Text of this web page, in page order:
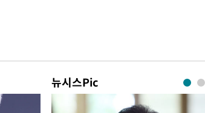
뉴시스Pic